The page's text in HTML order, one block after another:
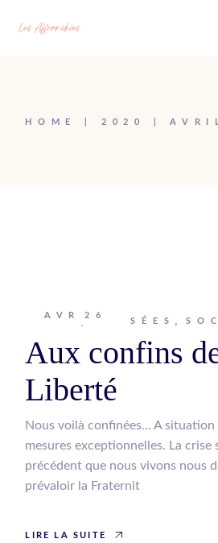
contenu
HOME 2020
AVR 26
Johanna PENSÉES
Aux confins
Liberté
Nous voilà confinées… A
mesures exceptionnelles. La crise
précédent que nous vivons nous
prévaloir la Fraternit
LIRE LA SUITE